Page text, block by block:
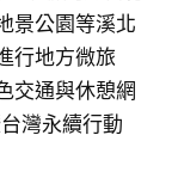
景公園等溪北
行地方微旅
交通與休憩網
灣永續行動